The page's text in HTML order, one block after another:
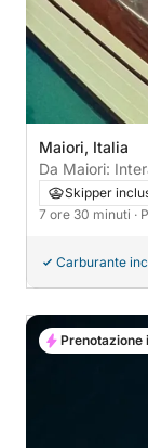
Maiori, Italia
Da Maiori:
Skipper
7 ore 30 minuti ·
Carburante
Prenotazione